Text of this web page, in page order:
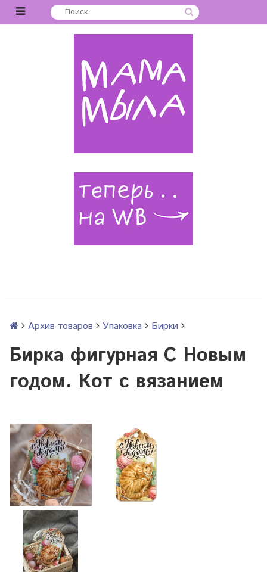
Архив товаров Упаковка Бирки
Бирка фигурная С Новым
годом. Кот с вязанием